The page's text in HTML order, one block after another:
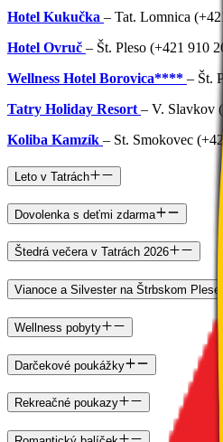
Hotel Kukučka – Tat. Lomnica
Hotel Ovruč – Št. Pleso (+421 910
Wellness Hotel Borovica**** – Št.
Tatry Holiday Resort – V. Slavkov
Koliba Kamzík – St. Smokovec
Leto v Tatrách
Dovolenka s deťmi zdarma
Štedrá večera v Tatrách 2026
Vianoce a Silvester na Štrbskom Plese
Wellness pobyty
Darčekové poukážky
Rekreačné poukazy